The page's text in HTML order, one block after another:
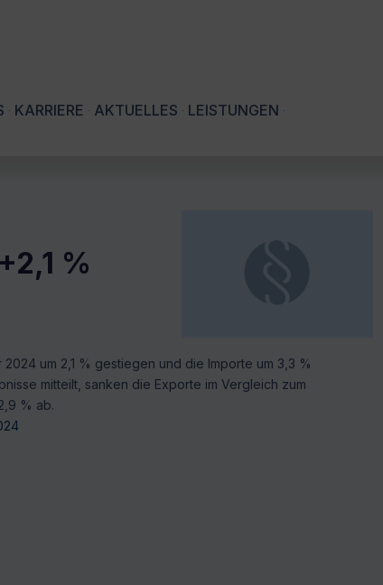
KARRIERE AKTUELLES LEISTUNGEN
%
um 2,1 % gestiegen und die Importe um 3,3 %
mitteilt, sanken die Exporte im Vergleich zum
% ab.